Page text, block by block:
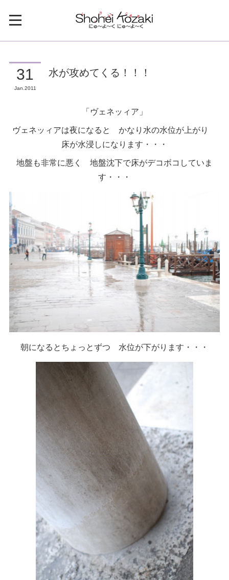
31
Jan 2011
水が攻めてくる！！！
「ヴェネッィア」
ヴェネッィアは夜になると かなり水の水位が上がり
床が水浸しになります・・・
地盤も非常に悪く 地盤沈下で床がデコボコしていま
す・・・
朝になるとちょっとずつ 水位が下がります・・・